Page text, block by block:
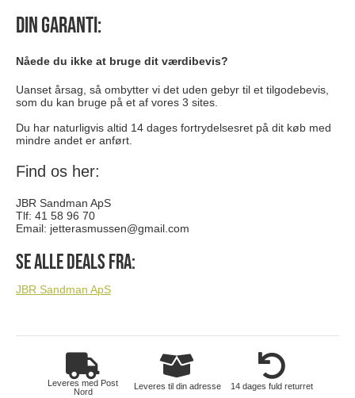
Din garanti:
Nåede du ikke at bruge dit værdibevis?
Uanset årsag, så ombytter vi det uden gebyr til et tilgodebevis,
som du kan bruge på et af vores 3 sites.
Du har naturligvis altid 14 dages fortrydelsesret på dit køb med
mindre andet er anført.
Find os her:
JBR Sandman ApS
Tlf: 41 58 96 70
Email: jetterasmussen@gmail.com
Se alle deals fra:
JBR Sandman ApS
Leveres med Post
Nord
Leveres til din adresse 14 dages fuld returret